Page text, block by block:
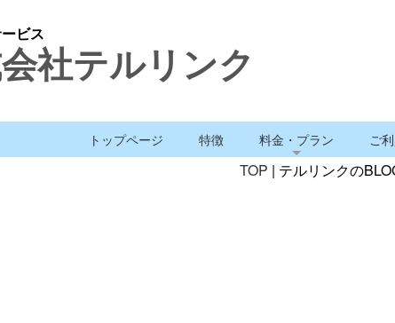
ビス
社テルリンク
トップページ 特徴 料金・プラン ご
TOP | テルリンクの